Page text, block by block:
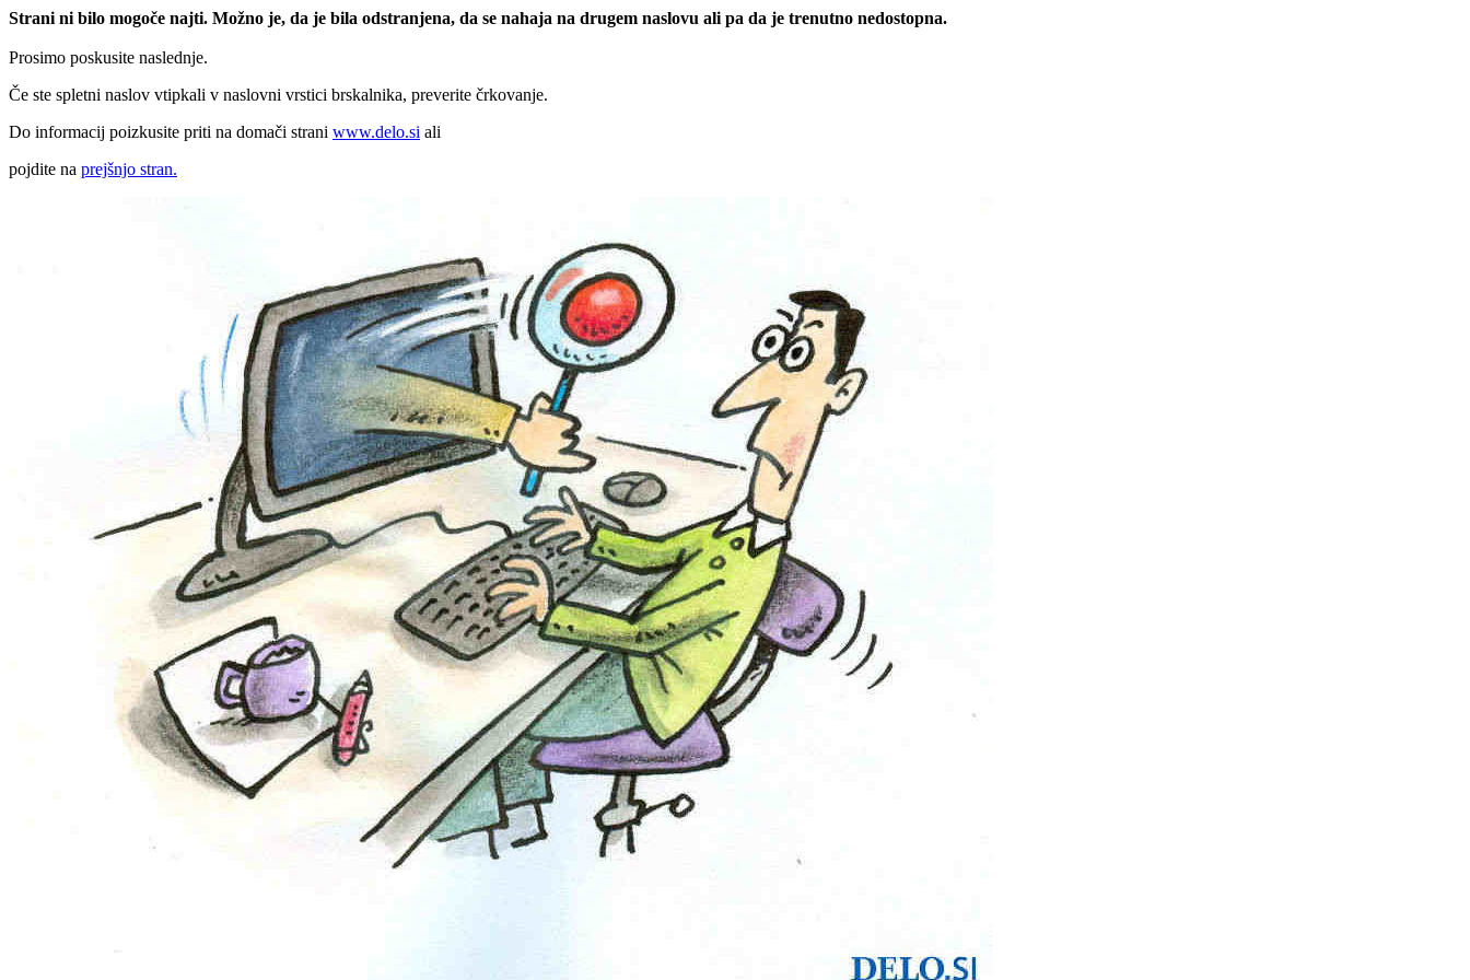
Strani ni bilo mogoče najti. Možno je, da je bila odstranjena, da se nahaja na drugem naslovu ali pa da je trenutno nedostopna.
Prosimo poskusite naslednje.
Če ste spletni naslov vtipkali v naslovni vrstici brskalnika, preverite črkovanje.
Do informacij poizkusite priti na domači strani www.delo.si ali
pojdite na prejšnjo stran.